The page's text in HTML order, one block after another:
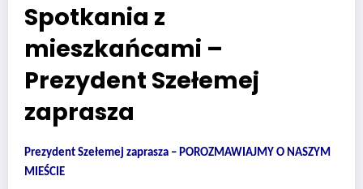
Spotkania z
mieszkańcami –
Prezydent Szełemej
zaprasza
Prezydent Szełemej zaprasza – POROZMAWIAJMY O NASZYM
MIEŚCIE